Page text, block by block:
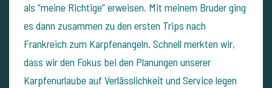
als “meine Richtige” erweisen. Mit meinem Bruder ging
es dann zusammen zu den ersten Trips nach
Frankreich zum Karpfenangeln. Schnell merkten wir,
dass wir den Fokus bei den Planungen unserer
Karpfenurlaube auf Verlässlichkeit und Service legen